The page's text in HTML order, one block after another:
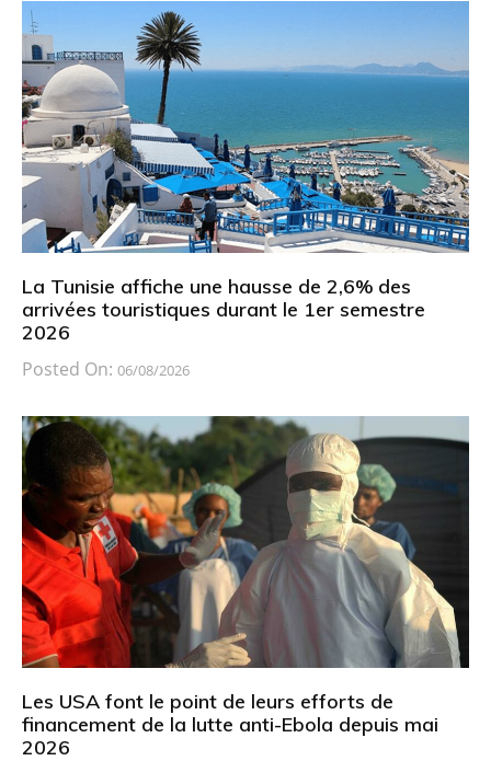
La Tunisie affiche une hausse de 2,6% des
arrivées touristiques durant le 1er semestre
2026
Posted On: 06/08/2026
Les USA font le point de leurs efforts de
financement de la lutte anti-Ebola depuis mai
2026